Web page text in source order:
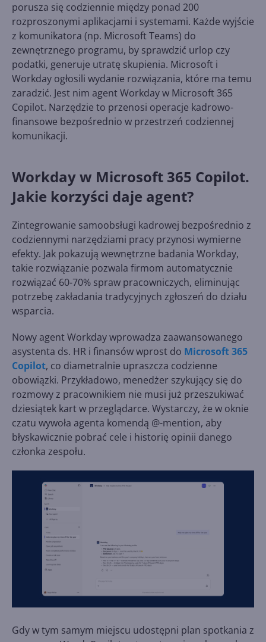
porusza się codziennie między ponad 200
rozproszonymi aplikacjami i systemami. Każde wyjście
z komunikatora (np. Microsoft Teams) do
zewnętrznego programu, by sprawdzić urlop czy
podatki, generuje utratę skupienia. Microsoft i
Workday ogłosili wydanie rozwiązania, które ma temu
zaradzić. Jest nim agent Workday w Microsoft 365
Copilot. Narzędzie to przenosi operacje kadrowo-
finansowe bezpośrednio w przestrzeń codziennej
komunikacji.
Workday w Microsoft 365 Copilot.
Jakie korzyści daje agent?
Zintegrowanie samoobsługi kadrowej bezpośrednio z
codziennymi narzędziami pracy przynosi wymierne
efekty. Jak pokazują wewnętrzne badania Workday,
takie rozwiązanie pozwala firmom automatycznie
rozwiązać 60-70% spraw pracowniczych, eliminując
potrzebę zakładania tradycyjnych zgłoszeń do działu
wsparcia.
Nowy agent Workday wprowadza zaawansowanego
asystenta ds. HR i finansów wprost do Microsoft 365
Copilot, co diametralnie upraszcza codzienne
obowiązki. Przykładowo, menedżer szykujący się do
rozmowy z pracownikiem nie musi już przeszukiwać
dziesiątek kart w przeglądarce. Wystarczy, że w oknie
czatu wywoła agenta komendą @-mention, aby
błyskawicznie pobrać cele i historię opinii danego
członka zespołu.
Gdy w tym samym miejscu udostępni plan spotkania z